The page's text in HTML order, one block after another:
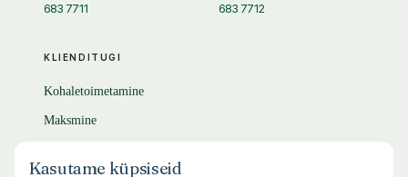
KLIENDITUGI
Kohaletoimetamine
Maksmine
683 7711 683 7712
Kasutame küpsiseid